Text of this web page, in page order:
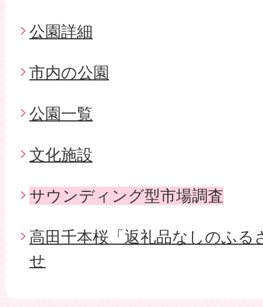
公園詳細
市内の公園
公園一覧
文化施設
サウンディング型市場調査
高田千本桜「返礼品なしのふる
せ